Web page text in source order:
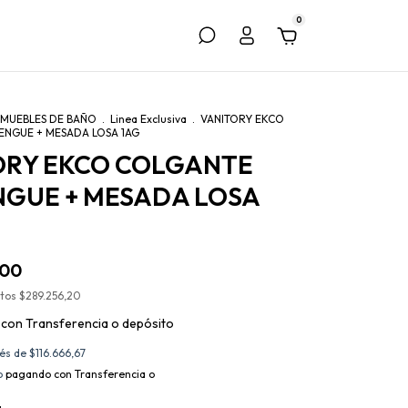
0
MUEBLES DE BAÑO . Linea Exclusiva . VANITORY EKCO
+ MESADA LOSA 1AG
EKCO COLGANTE
+ MESADA LOSA
$289.256,20
con Transferencia o depósito
de$116.666,67
pagando con Transferencia o